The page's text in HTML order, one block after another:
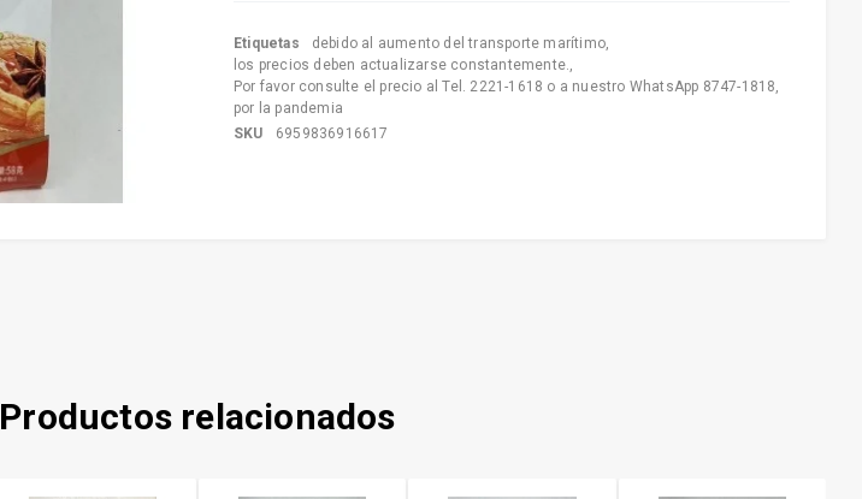
Etiquetas debido al aumento del transporte marítimo
los precios deben actualizarse constantemente.
Por favor consulte el precio al Tel. 2221-1618 o a nuestro WhatsApp 8747-1818
por la pandemia
SKU
6959836916617
Productos relacionados